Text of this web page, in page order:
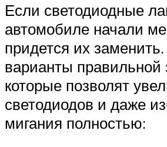
Если светодиодные
автомобиле начали
придется их
варианты правильной
которые позволят
светодиодов и даже
мигания полностью: